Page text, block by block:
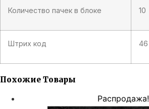
Количество пачек в блоке 10
Штрих код 46
Похожие Товары
Распродажа!